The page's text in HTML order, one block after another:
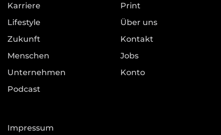
Karriere
Lifestyle
Zukunft
Menschen
Unternehmen
Podcast
Print
Über uns
Kontakt
Jobs
Konto
Impressum